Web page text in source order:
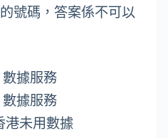
號碼，答案係不可以
數據服務
數據服務
港未用數據